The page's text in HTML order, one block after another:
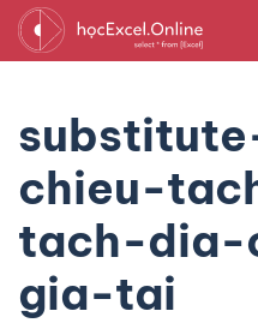
chieu-
tach-
gia-tai